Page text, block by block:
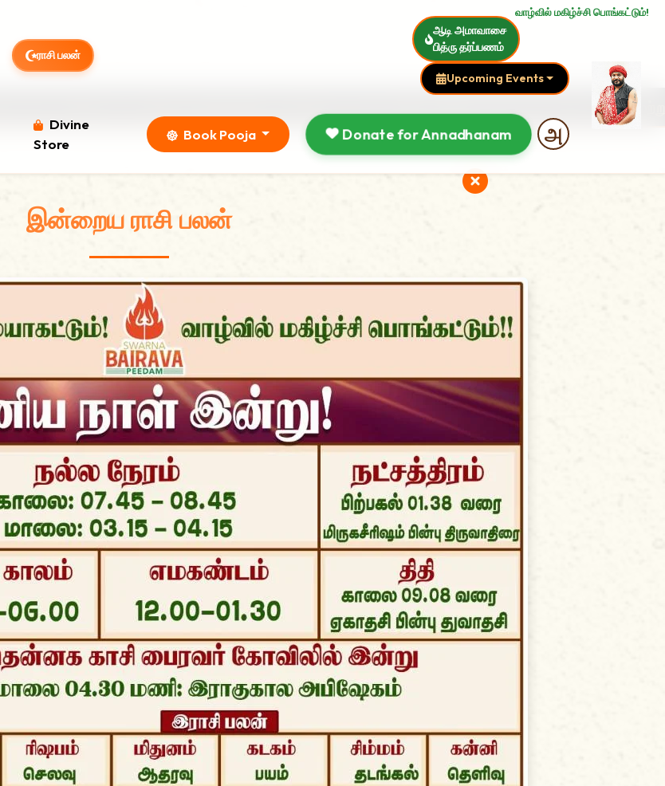
வாழ்வில் மகிழ்ச்சி பொங்கட்டும்!
ராசி பலன்
ஆடி அமாவாசை
பித்ரு தர்ப்பணம்
Upcoming Events
Divine
Store
Book Pooja Donate for Annadhanam
வருகின்ற 12.08.2026 புதன்கிழமை மாலை 4:30 மணிக்கு அமாவாசை சிறப்பு யாகம் மற்றும்
இன்றைய ராசி பலன்